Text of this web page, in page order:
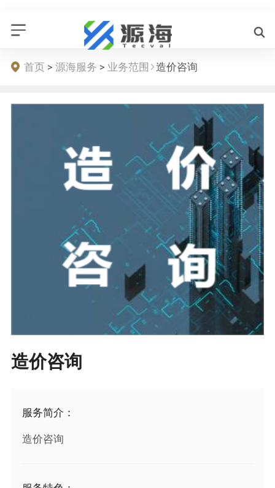
首页 >源海服务 > 业务范围 造价咨询
造价咨询
服务简介：
造价咨询